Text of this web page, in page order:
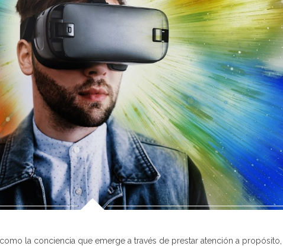
la conciencia que emerge a través de prestar atención a propósito,